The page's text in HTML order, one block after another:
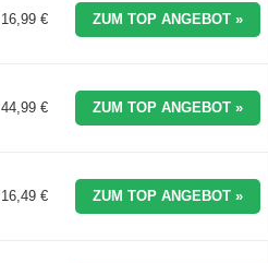
16,99 € ZUM TOP ANGEBOT »
44,99 € ZUM TOP ANGEBOT »
16,49 € ZUM TOP ANGEBOT »